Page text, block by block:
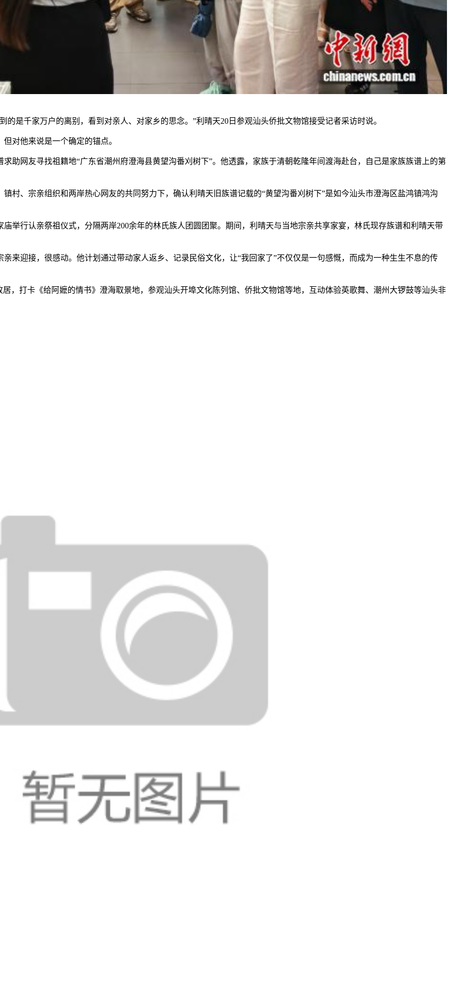
千家万户的离别，看到对亲人、对家乡的思念。”利晴天20日参观汕头侨批文物馆接受记者采访时说。
对他来说是一个确定的锚点。
网友寻找祖籍地“广东省潮州府澄海县黄望沟番刈树下”。他透露，家族于清朝乾隆年间渡海赴台，自己是家族族谱上的第
、宗亲组织和两岸热心网友的共同努力下，确认利晴天旧族谱记载的“黄望沟番刈树下”是如今汕头市澄海区盐鸿镇鸿沟
行认亲祭祖仪式，分隔两岸200余年的林氏族人团圆团聚。期间，利晴天与当地宗亲共享家宴，林氏现存族谱和利晴天带
迎接，很感动。他计划通过带动家人返乡、记录民俗文化，让“我回家了”不仅仅是一句感慨，而成为一种生生不息的传
打卡《给阿嬷的情书》澄海取景地，参观汕头开埠文化陈列馆、侨批文物馆等地，互动体验英歌舞、潮州大锣鼓等汕头非